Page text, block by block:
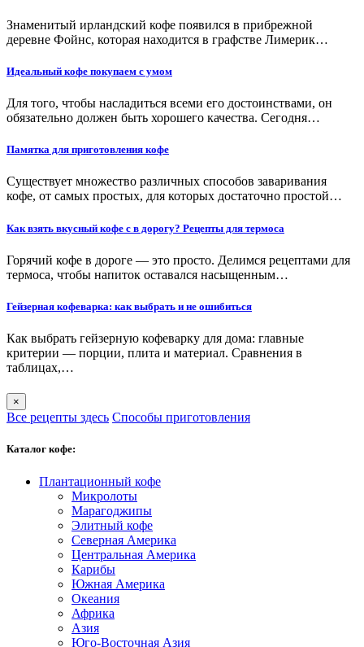
Знаменитый ирландский кофе появился в прибрежной
деревне Фойнс, которая находится в графстве Лимерик…
Идеальный кофе покупаем с умом
Для того, чтобы насладиться всеми его достоинствами, он
обязательно должен быть хорошего качества. Сегодня…
Памятка для приготовления кофе
Существует множество различных способов заваривания
кофе, от самых простых, для которых достаточно простой…
Как взять вкусный кофе с в дорогу? Рецепты для термоса
Горячий кофе в дороге — это просто. Делимся рецептами для
термоса, чтобы напиток оставался насыщенным…
Гейзерная кофеварка: как выбрать и не ошибиться
Как выбрать гейзерную кофеварку для дома: главные
критерии — порции, плита и материал. Сравнения в
таблицах,…
×
Все рецепты здесь Способы приготовления
Каталог кофе:
Плантационный кофе
Микролоты
Марагоджипы
Элитный кофе
Северная Америка
Центральная Америка
Карибы
Южная Америка
Океания
Африка
Азия
Юго-Восточная Азия